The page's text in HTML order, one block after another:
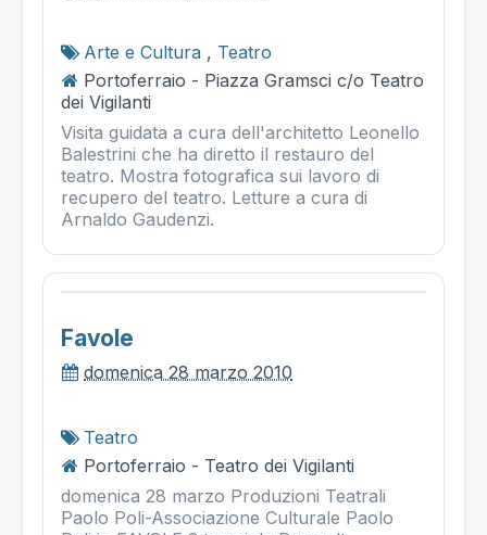
Arte e Cultura , Teatro
Portoferraio - Piazza Gramsci c/o Teatro
dei Vigilanti
Visita guidata a cura dell'architetto Leonello
Balestrini che ha diretto il restauro del
teatro. Mostra fotografica sui lavoro di
recupero del teatro. Letture a cura di
Arnaldo Gaudenzi.
Favole
domenica 28 marzo 2010
Teatro
Portoferraio - Teatro dei Vigilanti
domenica 28 marzo Produzioni Teatrali
Paolo Poli-Associazione Culturale Paolo